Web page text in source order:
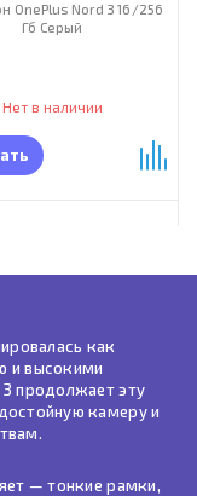
OnePlus Nord 3 16/256
Гб Серый
Нет в наличии
как
и высокими
продолжает эту
камеру и
— тонкие рамки,